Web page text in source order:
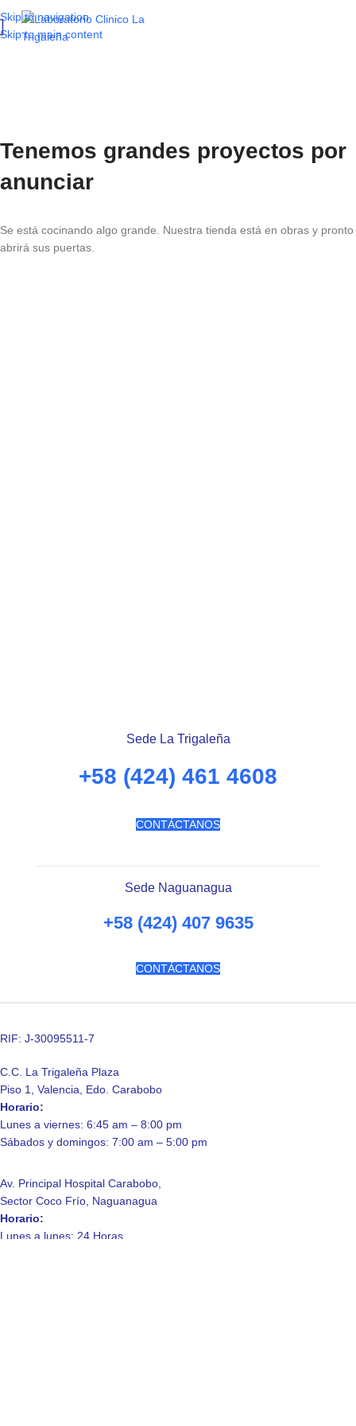
Skip to navigation
Skip to main content
Tenemos grandes proyectos por
anunciar
Se está cocinando algo grande. Nuestra tienda está en obras y pronto
abrirá sus puertas.
Sede La Trigaleña
+58 (424) 461 4608
CONTÁCTANOS
Sede Naguanagua
+58 (424) 407 9635
CONTÁCTANOS
RIF: J-30095511-7
C.C. La Trigaleña Plaza
Piso 1, Valencia, Edo. Carabobo
Horario:
Lunes a viernes: 6:45 am – 8:00 pm
Sábados y domingos: 7:00 am – 5:00 pm
Av. Principal Hospital Carabobo,
Sector Coco Frío, Naguanagua
Horario:
Lunes a lunes: 24 Horas.